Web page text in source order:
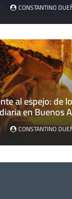
CONSTANTINO
al espejo: de
en Buenos
CONSTANTINO
espejo: de los
CONSTANTINO DUEÑAS